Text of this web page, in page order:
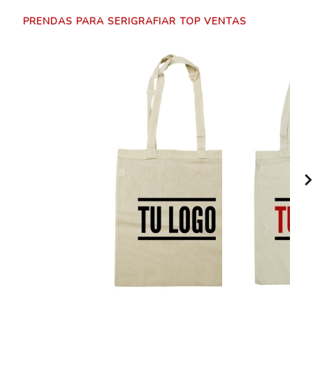
PRENDAS PARA SERIGRAFIAR TOP VENTAS